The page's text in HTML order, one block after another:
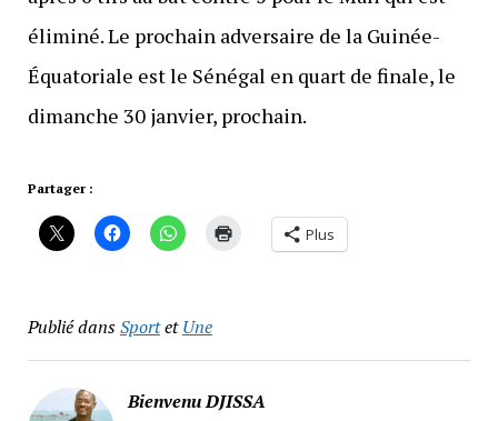
éliminé. Le prochain adversaire de la Guinée-
Équatoriale est le Sénégal en quart de finale, le
dimanche 30 janvier, prochain.
Partager :
Plus
Publié dansSportetUne
Bienvenu DJISSA